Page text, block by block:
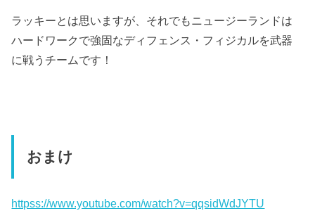
ラッキーとは思いますが、それでもニュージーランドは
ハードワークで強固なディフェンス・フィジカルを武器
に戦うチームです！
おまけ
httpss://www.youtube.com/watch?v=qqsidWdJYTU